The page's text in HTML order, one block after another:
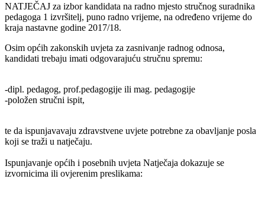
NATJEČAJ za izbor kandidata na radno mjesto stručnog suradnika
pedagoga 1 izvršitelj, puno radno vrijeme, na određeno vrijeme do
kraja nastavne godine 2017/18.
Osim općih zakonskih uvjeta za zasnivanje radnog odnosa,
kandidati trebaju imati odgovarajuću stručnu spremu:
-dipl. pedagog, prof.pedagogije ili mag. pedagogije
-položen stručni ispit,
te da ispunjavavaju zdravstvene uvjete potrebne za obavljanje posla
koji se traži u natječaju.
Ispunjavanje općih i posebnih uvjeta Natječaja dokazuje se
izvornicima ili ovjerenim preslikama: